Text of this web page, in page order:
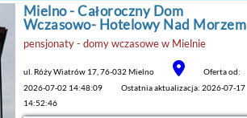
Mielno -Całoroczny Dom
Wczasowo- Hotelowy Nad Morzem
pensjonaty - domy wczasowew Mielnie
ul. Róży Wiatrów 17, 76-032 Mielno
Oferta od:
2026-07-02 14:48:09
Ostatnia aktualizacja: 2026-07-17
14:52:46